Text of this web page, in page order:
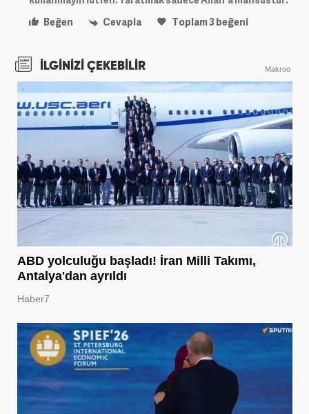
Beğen
Cevapla Toplam3beğeni
İLGİNİZİ ÇEKEBİLİR Makroo
ABD yolculuğu başladı! İran Milli Takımı,
Antalya'dan ayrıldı
Haber7